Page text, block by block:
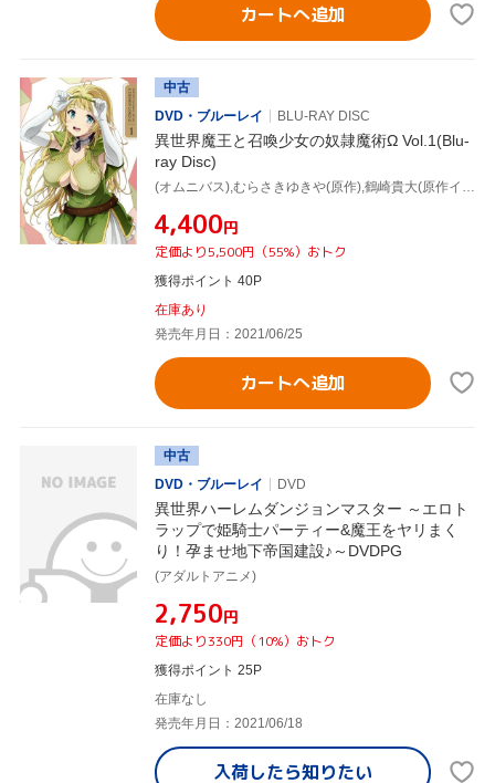
カートへ追加
中古
DVD・ブルーレイ
BLU-RAY DISC
異世界魔王と召喚少女の奴隷魔術Ω Vol.1(Blu-
ray Disc)
¥4,400円
定価より5,500円（55%）おトク
獲得ポイント 40P
在庫あり
発売年月日：2021/06/25
カートへ追加
中古
DVD・ブルーレイ
DVD
異世界ハーレムダンジョンマスター ～エロト
ラップで姫騎士パーティー&魔王をヤリまく
り！孕ませ地下帝国建設♪～DVDPG
(アダルトアニメ)
¥2,750円
定価より330円（10%）おトク
獲得ポイント 25P
在庫なし
発売年月日：2021/06/18
入荷したら知りたい